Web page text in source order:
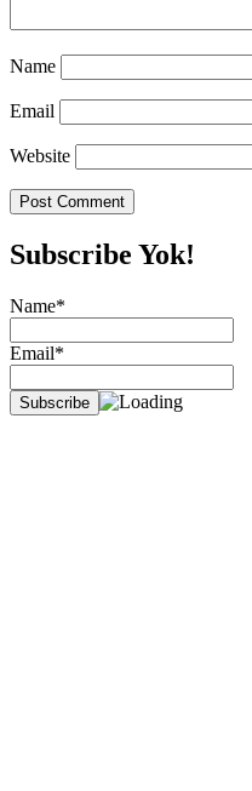
Name
Email
Website
Subscribe Yok!
Name*
Email*